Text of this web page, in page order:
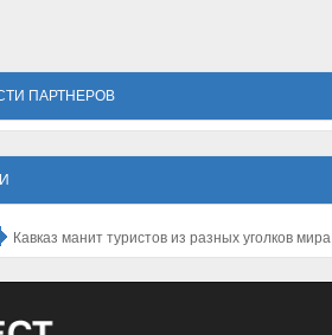
ПАРТНЕРОВ
Кавказ манит туристов из разных уголков мира